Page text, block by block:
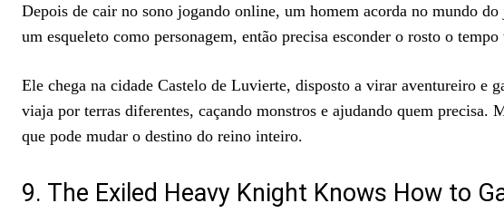
Depois de cair no sono jogando online, um homem acorda no mundo
um esqueleto como personagem, então precisa esconder o rosto o
Ele chega na cidade Castelo de Luvierte, disposto a virar aventureiro e
viaja por terras diferentes, caçando monstros e ajudando quem precisa.
que pode mudar o destino do reino inteiro.
9. The Exiled Heavy Knight Knows How to